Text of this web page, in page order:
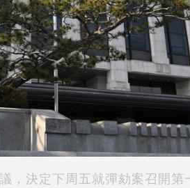
，決定下周五就彈劾案召開第